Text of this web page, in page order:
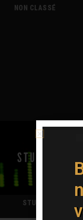
NON CLASSÉ
STUDIO